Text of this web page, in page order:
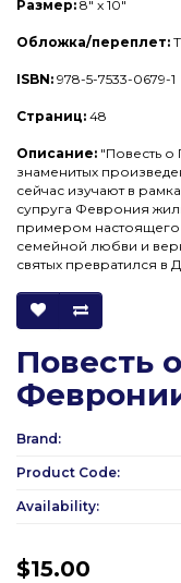
Размер: 8" x 10"
Обложка/переплет:
ISBN: 978-5-7533-0679-1
Страниц: 48
Описание: "Повесть
знаменитых
сейчас изучают в
супруга Феврония
примером настоящего
семейной любви и
святых превратился в
Повесть
Brand:
Product Code:
Availability:
$15.00